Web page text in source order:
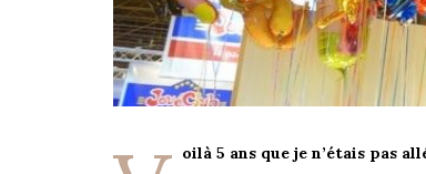
oilà 5 ans que je n’étais pas